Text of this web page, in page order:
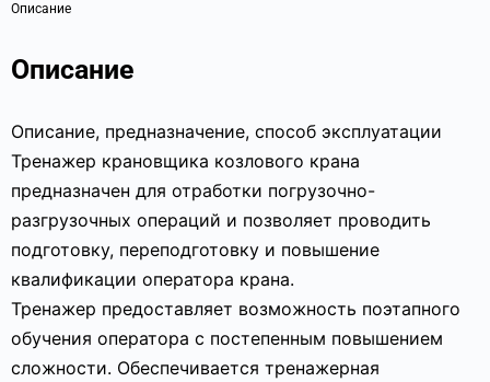
Описание
Описание
Описание, предназначение, способ эксплуатации
Тренажер крановщика козлового крана
предназначен для отработки погрузочно-
разгрузочных операций и позволяет проводить
подготовку, переподготовку и повышение
квалификации оператора крана.
Тренажер предоставляет возможность поэтапного
обучения оператора с постепенным повышением
сложности. Обеспечивается тренажерная